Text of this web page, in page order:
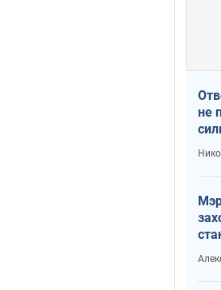
не
и